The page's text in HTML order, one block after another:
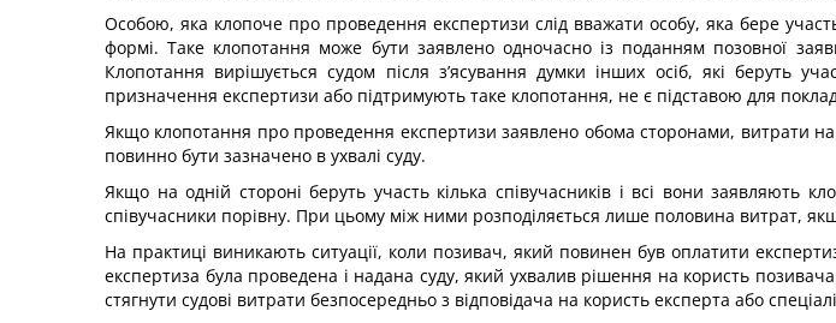
Особою, яка клопоче про проведення експертизи слід вважати особу, яка бере
формі. Таке клопотання може бути заявлено одночасно із поданням позовної
Клопотання вирішується судом після з’ясування думки інших осіб, які
призначення експертизи або підтримують таке клопотання, не є підставою для
Якщо клопотання про проведення експертизи заявлено обома сторонами, витрати
повинно бути зазначено в ухвалі суду.
Якщо на одній стороні беруть участь кілька співучасників і всі вони заявляють
співучасники порівну. При цьому між ними розподіляється лише половина витрат,
На практиці виникають ситуації, коли позивач, який повинен був оплатити
експертиза була проведена і надана суду, який ухвалив рішення на користь
стягнути судові витрати безпосередньо з відповідача на користь експерта або